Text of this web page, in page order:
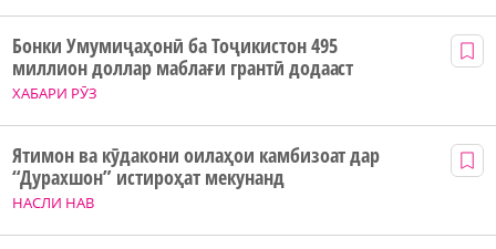
ХАБАРИ РӮЗ
Бонки Умумиҷаҳонӣ ба Тоҷикистон 495
миллион доллар маблағи грантӣ додааст
НАСЛИ НАВ
Ятимон ва кӯдакони оилаҳои камбизоат дар
“Дурахшон” истироҳат мекунанд